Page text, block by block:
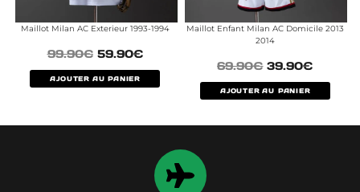
Maillot Milan AC Exterieur 1993-1994
99.90€ 59.90€
AJOUTER AU PANIER
Maillot Enfant Milan AC Domicile 2013
2014
69.90€ 39.90€
AJOUTER AU PANIER